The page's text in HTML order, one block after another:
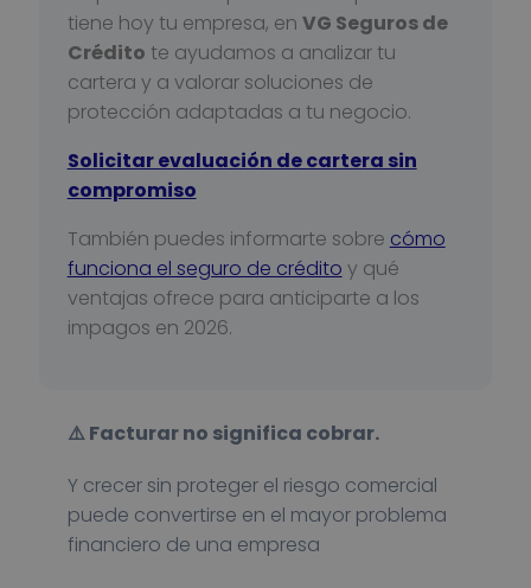
tiene hoy tu empresa, en VG Seguros de
Crédito te ayudamos a analizar tu
cartera y a valorar soluciones de
protección adaptadas a tu negocio.
Solicitar evaluación de cartera sin
compromiso
También puedes informarte sobre cómo
funciona el seguro de crédito y qué
ventajas ofrece para anticiparte a los
impagos en 2026.
⚠️ Facturar no significa cobrar.
Y crecer sin proteger el riesgo comercial
puede convertirse en el mayor problema
financiero de una empresa